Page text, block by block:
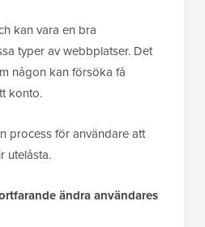
kan vara en bra
typer av webbplatser. Det
någon kan försöka få
konto.
process för användare att
utelåsta.
ändra användares